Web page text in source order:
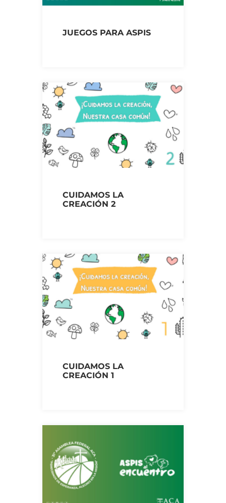
JUEGOS PARA ASPIS
CUIDAMOS LA
CREACIÓN 2
CUIDAMOS LA
CREACIÓN 1